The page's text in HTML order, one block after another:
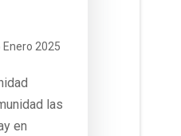
Enero 2025
las
en